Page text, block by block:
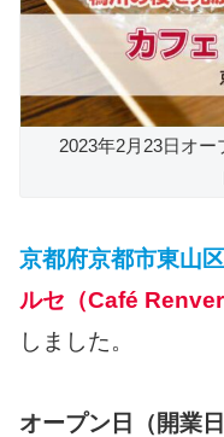
2023年2月23日オ
京都府京都市東山区
ルセ（Café
しました。
オープン日（開業日